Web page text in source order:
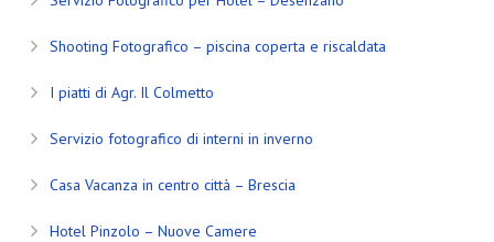
Shooting Fotografico – piscina coperta e riscaldata
I piatti di Agr. Il Colmetto
Servizio fotografico di interni in inverno
Casa Vacanza in centro città – Brescia
Hotel Pinzolo – Nuove Camere